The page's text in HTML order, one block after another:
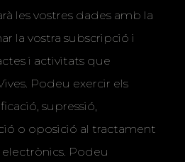
les vostres dades amb la
la vostra subscripció i
i activitats que
Podeu exercir els
supressió,
o oposició al tractament
Podeu